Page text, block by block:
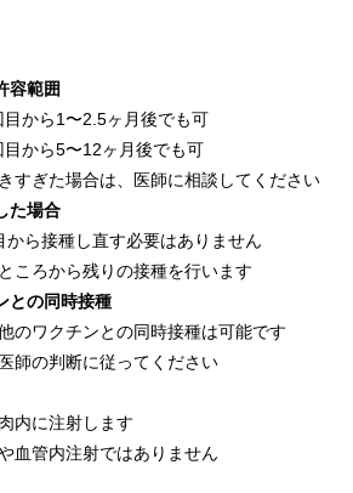
容範囲
目から1〜2.5ヶ月後でも可
目から5〜12ヶ月後でも可
すぎた場合は、医師に相談してください
た場合
から接種し直す必要はありません
ころから残りの接種を行います
との同時接種
のワクチンとの同時接種は可能です
師の判断に従ってください
内に注射します
血管内注射ではありません